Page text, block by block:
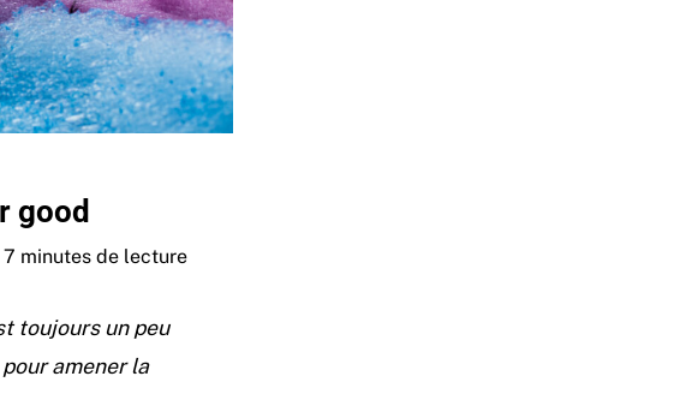
good
7 minutes de lecture
toujours un peu
amener la